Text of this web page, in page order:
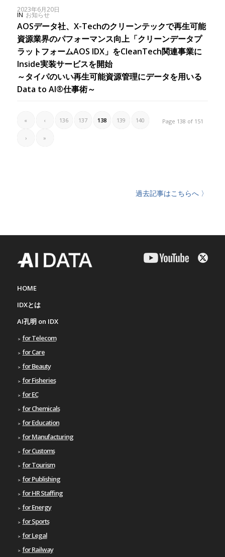
2023年6月20日
IN お知らせ
AOSデータ社、X-Techのクリーンテックで再生可能
資源業界のパフォーマンス向上「クリーンデータプ
ラットフォームAOS IDX」をCleanTech関連事業に
Inside実装サービスを開始
～タイパのいい再生可能資源管理にデータを用いる
Data to AI®仕事術～
Page 138 of 151
« ‹ 136 137 138 139 140
› »
過去記事はこちらへ 〉
HOME
IDXとは
AI孔明 on IDX
for Telecom
for Care
for Beauty
for Fisheries
for EC
for Chemicals
for Education
for Manufacturing
for Customs
for Tourism
for Publishing
for HR Staffing
for Energy
for Sports
for Legal
for Railway